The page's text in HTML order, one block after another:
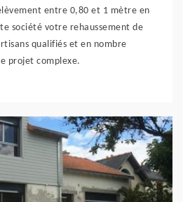
entre 0,80 et 1 mètre en
société votre rehaussement de
qualifiés et en nombre
projet complexe.